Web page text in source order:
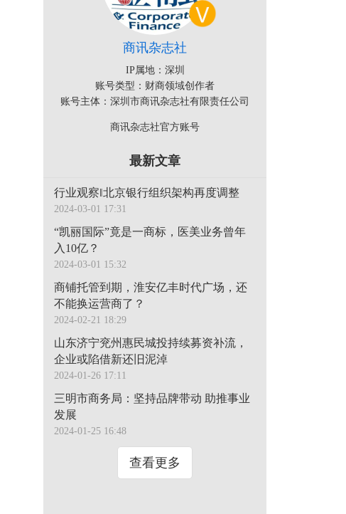
商讯杂志社
IP属地：深圳
账号类型：财商领域创作者
账号主体：深圳市商讯杂志社有限责任公司
商讯杂志社官方账号
最新文章
行业观察‖北京银行组织架构再度调整
2024-03-01 17:31
“凯丽国际”竟是一商标，医美业务曾年
入10亿？
2024-03-01 15:32
商铺托管到期，淮安亿丰时代广场，还
不能换运营商了？
2024-02-21 18:29
山东济宁兖州惠民城投持续募资补流，
企业或陷借新还旧泥淖
2024-01-26 17:11
三明市商务局：坚持品牌带动 助推事业
发展
2024-01-25 16:48
查看更多